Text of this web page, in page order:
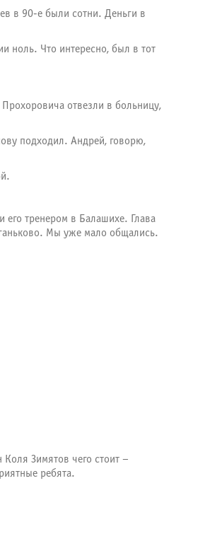
в 90-е были сотни. Деньги в
ноль. Что интересно, был в тот
отвезли в больницу,
подходил. Андрей, говорю,
его тренером в Балашихе. Глава
Мы уже мало общались.
Зимятов чего стоит –
ребята.